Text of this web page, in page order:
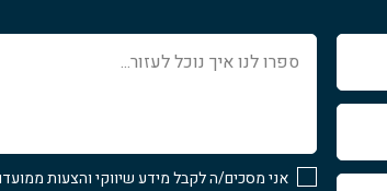
ספרו
לנו
אני מסכים/ה לקבל מידע שיווקי והצעות